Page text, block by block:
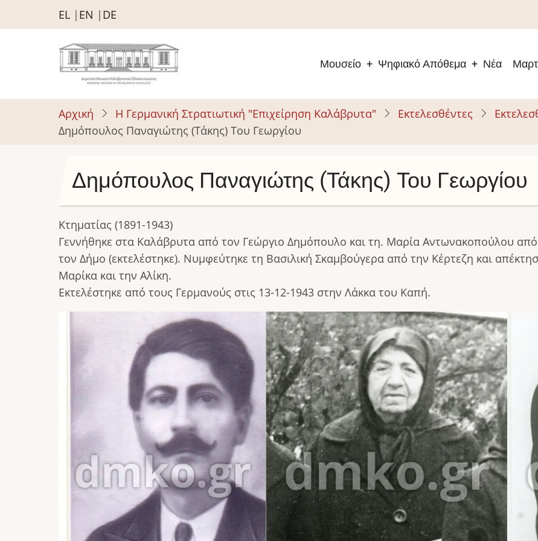
Παράκαμψη
προς
περιεχόμενο
EL EN DE
Μουσείο Ψηφιακό Απόθεμα Νέα
Αρχική Η Γερμανική Στρατιωτική "Επιχείρηση Καλάβρυτα" Εκτελεσθέντες
Δημόπουλος Παναγιώτης (Τάκης) Του Γεωργίου
Δημόπουλος Παναγιώτης (Τάκης) Του Γεωργίου
Κτηματίας (1891-1943)
Γεννήθηκε στα Καλάβρυτα από τον Γεώργιο Δημόπουλο και τη. Μαρία Αντωνακοπούλου
τον Δήμο (εκτελέστηκε). Νυμφεύτηκε τη Βασιλική Σκαμβούγερα από την Κέρτεζη και
Μαρίκα και την Αλίκη.
Εκτελέστηκε από τους Γερμανούς στις 13-12-1943 στην Λάκκα του Καπή.
Image